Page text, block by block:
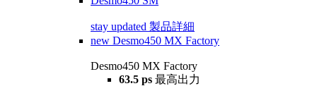
stay updated 製品詳細
new Desmo450 MX Factory
Desmo450 MX Factory
63.5 ps 最高出力